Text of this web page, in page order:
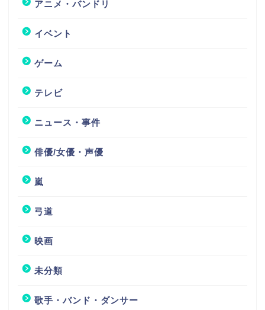
アニメ・バンドリ
イベント
ゲーム
テレビ
ニュース・事件
俳優/女優・声優
嵐
弓道
映画
未分類
歌手・バンド・ダンサー